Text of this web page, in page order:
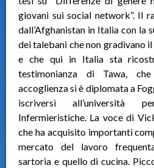
giovani sui social network”. Il
dall’Afghanistan in Italia con la
dei talebani che non gradivano
e che qui in Italia sta
testimonianza di Tawa,
accoglienza si è diplomata a
iscriversi all’università
Infermieristiche. La voce di
che ha acquisito importanti
mercato del lavoro
sartoria e quello di cucina.